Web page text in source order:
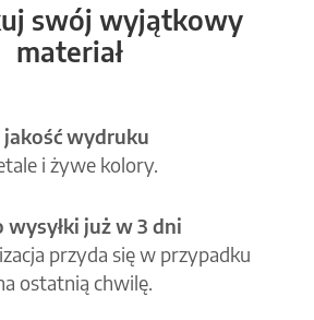
swój wyjątkowy
materiał
jakość wydruku
i żywe kolory.
wysyłki już w 3 dni
przyda się w przypadku
ostatnią chwilę.